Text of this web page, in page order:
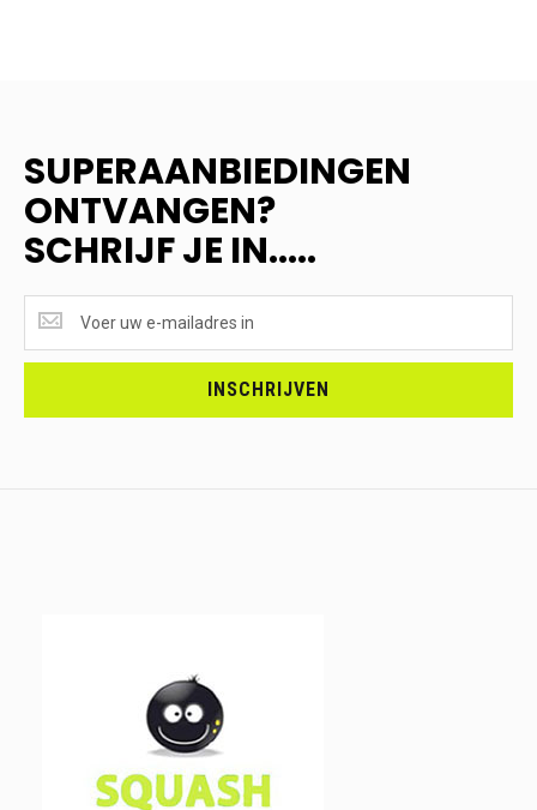
SUPERAANBIEDINGEN
ONTVANGEN?
SCHRIJF JE IN.....
ONTVANGEN?
<br>SCHRIJF
INSCHRIJVEN